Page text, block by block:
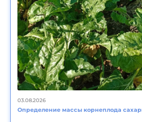
03.08.2026
Определение массы корнеплода